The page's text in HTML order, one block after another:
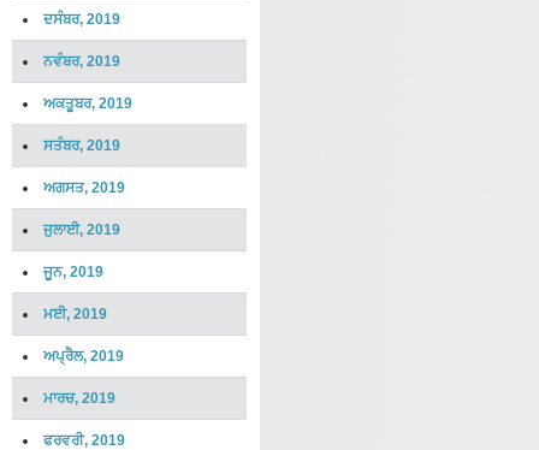
ਦਸੰਬਰ, 2019
ਨਵੰਬਰ, 2019
ਅਕਤੂਬਰ, 2019
ਸਤੰਬਰ, 2019
ਅਗਸਤ, 2019
ਜੁਲਾਈ, 2019
ਜੂਨ, 2019
ਮਈ, 2019
ਅਪ੍ਰੈਲ, 2019
ਮਾਰਚ, 2019
ਫਰਵਰੀ, 2019